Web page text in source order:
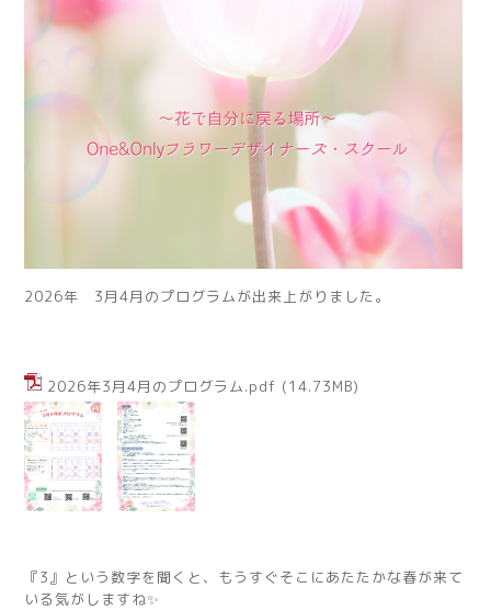
2026年 3月4月のプログラムが出来上がりました。
2026年3月4月のプログラム.pdf (14.73MB)
『3』という数字を聞くと、もうすぐそこにあたたかな春が来て
いる気がしますね✨